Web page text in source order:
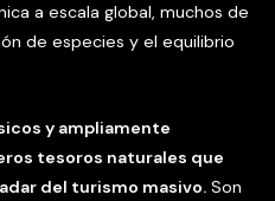
a escala global, muchos de
de especies y el equilibrio
y ampliamente
tesoros naturales que
del turismo masivo. Son